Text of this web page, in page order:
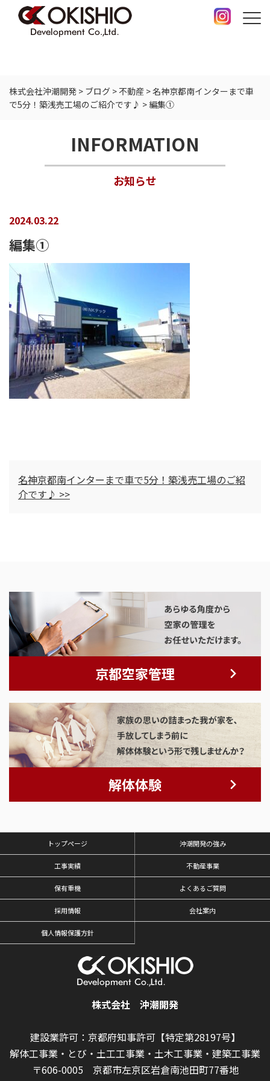
株式会社沖潮開発 > ブログ >不動産 >名神京都南インターまで車
で5分！築浅売工場のご紹介です♪ >編集①
INFORMATION
お知らせ
2024.03.22
編集①
名神京都南インターまで車で5分！築浅売工場のご紹
介です♪ >>
京都空家管理
解体体験
トップページ 沖潮開発の強み
工事実績 不動産事業
保有重機 よくあるご質問
採用情報 会社案内
個人情報保護方針
株式会社 沖潮開発
建設業許可：京都府知事許可【特定第28197号】
解体工事業・とび・土工工事業・土木工事業・建築工事業
〒606-0005 京都市左京区岩倉南池田町77番地